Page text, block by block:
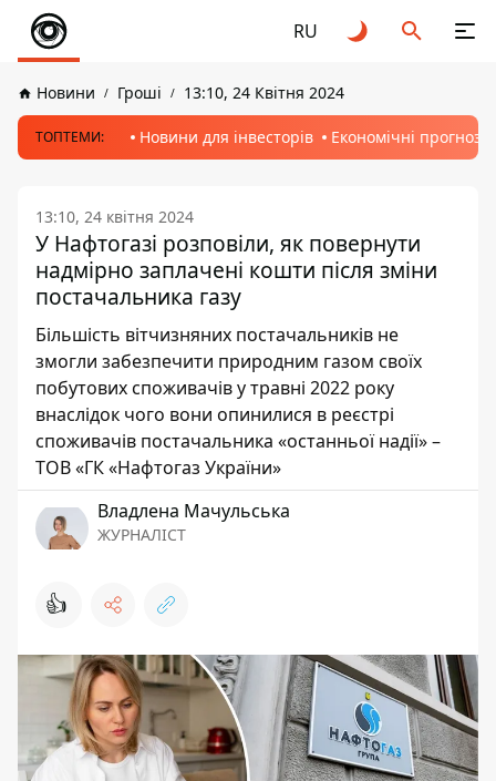
RU
Новини Гроші 13:10, 24 Квітня 2024
ТОПТЕМИ: Новини для інвесторів Економічні прогнози
13:10, 24 квітня 2024
У Нафтогазі розповіли, як повернути
надмірно заплачені кошти після зміни
постачальника газу
Більшість вітчизняних постачальників не
змогли забезпечити природним газом своїх
побутових споживачів у травні 2022 року
внаслідок чого вони опинилися в реєстрі
споживачів постачальника «останньої надії» –
ТОВ «ГК «Нафтогаз України»
Владлена Мачульська
ЖУРНАЛІСТ
👍